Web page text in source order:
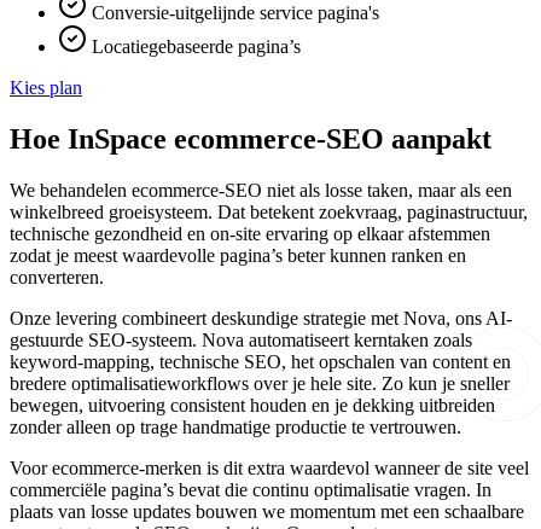
Conversie-uitgelijnde service pagina's
Locatiegebaseerde pagina’s
Kies plan
Hoe InSpace ecommerce-SEO aanpakt
We behandelen ecommerce-SEO niet als losse taken, maar als een
winkelbreed groeisysteem. Dat betekent zoekvraag, paginastructuur,
technische gezondheid en on-site ervaring op elkaar afstemmen
zodat je meest waardevolle pagina’s beter kunnen ranken en
converteren.
Onze levering combineert deskundige strategie met Nova, ons AI-
gestuurde SEO-systeem. Nova automatiseert kerntaken zoals
keyword-mapping, technische SEO, het opschalen van content en
bredere optimalisatieworkflows over je hele site. Zo kun je sneller
bewegen, uitvoering consistent houden en je dekking uitbreiden
zonder alleen op trage handmatige productie te vertrouwen.
Voor ecommerce-merken is dit extra waardevol wanneer de site veel
commerciële pagina’s bevat die continu optimalisatie vragen. In
plaats van losse updates bouwen we momentum met een schaalbare